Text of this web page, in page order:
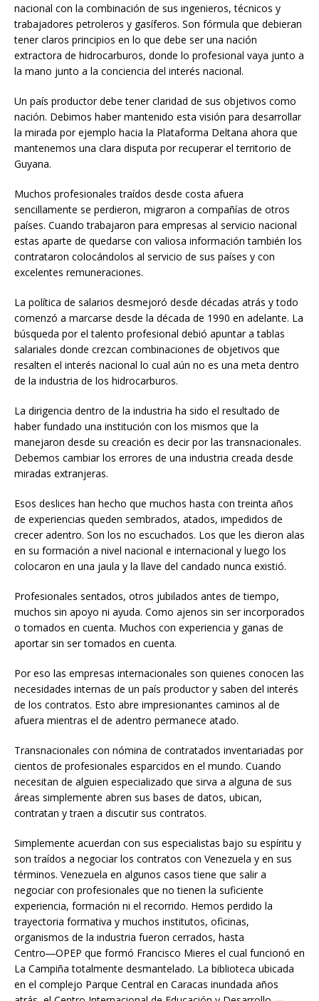
nacional con la combinación de sus ingenieros, técnicos y
trabajadores petroleros y gasíferos. Son fórmula que debieran
tener claros principios en lo que debe ser una nación
extractora de hidrocarburos, donde lo profesional vaya junto a
la mano junto a la conciencia del interés nacional.
Un país productor debe tener claridad de sus objetivos como
nación. Debimos haber mantenido esta visión para desarrollar
la mirada por ejemplo hacia la Plataforma Deltana ahora que
mantenemos una clara disputa por recuperar el territorio de
Guyana.
Muchos profesionales traídos desde costa afuera
sencillamente se perdieron, migraron a compañías de otros
países. Cuando trabajaron para empresas al servicio nacional
estas aparte de quedarse con valiosa información también los
contrataron colocándolos al servicio de sus países y con
excelentes remuneraciones.
La política de salarios desmejoró desde décadas atrás y todo
comenzó a marcarse desde la década de 1990 en adelante. La
búsqueda por el talento profesional debió apuntar a tablas
salariales donde crezcan combinaciones de objetivos que
resalten el interés nacional lo cual aún no es una meta dentro
de la industria de los hidrocarburos.
La dirigencia dentro de la industria ha sido el resultado de
haber fundado una institución con los mismos que la
manejaron desde su creación es decir por las transnacionales.
Debemos cambiar los errores de una industria creada desde
miradas extranjeras.
Esos deslices han hecho que muchos hasta con treinta años
de experiencias queden sembrados, atados, impedidos de
crecer adentro. Son los no escuchados. Los que les dieron alas
en su formación a nivel nacional e internacional y luego los
colocaron en una jaula y la llave del candado nunca existió.
Profesionales sentados, otros jubilados antes de tiempo,
muchos sin apoyo ni ayuda. Como ajenos sin ser incorporados
o tomados en cuenta. Muchos con experiencia y ganas de
aportar sin ser tomados en cuenta.
Por eso las empresas internacionales son quienes conocen las
necesidades internas de un país productor y saben del interés
de los contratos. Esto abre impresionantes caminos al de
afuera mientras el de adentro permanece atado.
Transnacionales con nómina de contratados inventariadas por
cientos de profesionales esparcidos en el mundo. Cuando
necesitan de alguien especializado que sirva a alguna de sus
áreas simplemente abren sus bases de datos, ubican,
contratan y traen a discutir sus contratos.
Simplemente acuerdan con sus especialistas bajo su espíritu y
son traídos a negociar los contratos con Venezuela y en sus
términos. Venezuela en algunos casos tiene que salir a
negociar con profesionales que no tienen la suficiente
experiencia, formación ni el recorrido. Hemos perdido la
trayectoria formativa y muchos institutos, oficinas,
organismos de la industria fueron cerrados, hasta
Centro―OPEP que formó Francisco Mieres el cual funcionó en
La Campiña totalmente desmantelado. La biblioteca ubicada
en el complejo Parque Central en Caracas inundada años